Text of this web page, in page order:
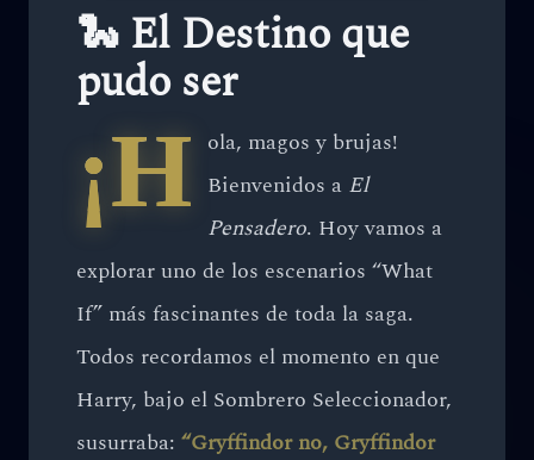
🐍 El Destino que
pudo ser
¡H ola, magos y brujas!
Bienvenidos a El
Pensadero. Hoy vamos a
explorar uno de los escenarios “What
If” más fascinantes de toda la saga.
Todos recordamos el momento en que
Harry, bajo el Sombrero Seleccionador,
susurraba: “Gryffindor no, Gryffindor